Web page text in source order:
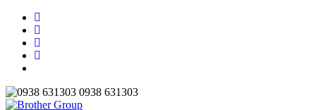
0938 631303